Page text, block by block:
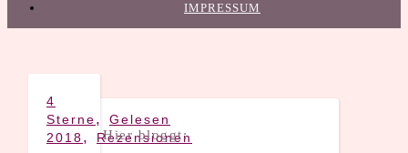
IMPRESSUM
4
Sterne, Gelesen
2018, Rezensionen
Hier bloggt: